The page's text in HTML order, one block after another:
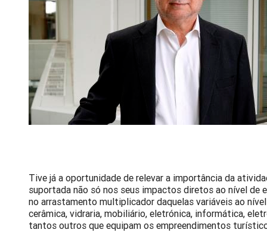
Tive já a oportunidade de relevar a importância da
suportada não só nos seus impactos diretos ao nível de
no arrastamento multiplicador daquelas variáveis ao
cerâmica, vidraria, mobiliário, eletrónica, informática,
tantos outros que equipam os empreendimentos